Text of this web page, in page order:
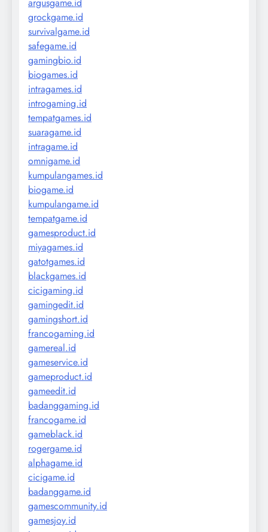
argusgame.id
grockgame.id
survivalgame.id
safegame.id
gamingbio.id
biogames.id
intragames.id
introgaming.id
tempatgames.id
suaragame.id
intragame.id
omnigame.id
kumpulangames.id
biogame.id
kumpulangame.id
tempatgame.id
gamesproduct.id
miyagames.id
gatotgames.id
blackgames.id
cicigaming.id
gamingedit.id
gamingshort.id
francogaming.id
gamereal.id
gameservice.id
gameproduct.id
gameedit.id
badanggaming.id
francogame.id
gameblack.id
rogergame.id
alphagame.id
cicigame.id
badanggame.id
gamescommunity.id
gamesjoy.id